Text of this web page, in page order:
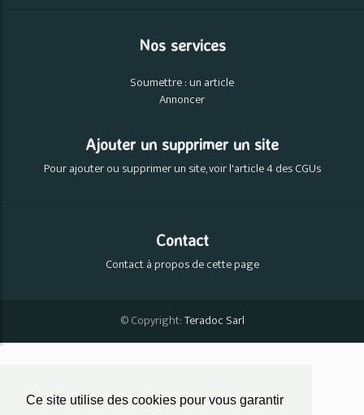
Ce site utilise des cookies pour vous garantir
Nos services
Soumettre : un article
Annoncer
Ajouter un supprimer un site
Pour ajouter ou supprimer un site, voir l'article 4 des CGUs
Contact
Contact à propos de cette page
© Copyright:Teradoc Sarl